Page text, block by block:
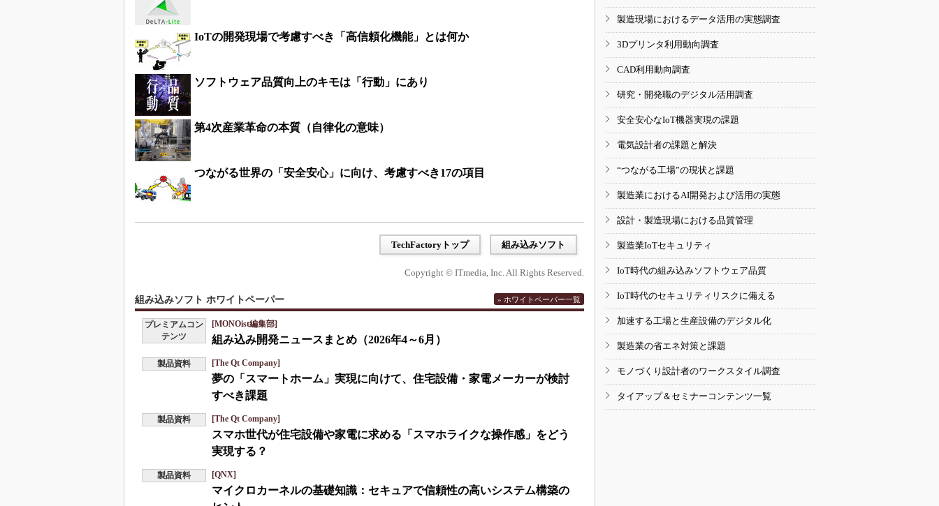
IoTの開発現場で考慮すべき「高信頼化機能」とは何か
ソフトウェア品質向上のキモは「行動」にあり
第4次産業革命の本質（自律化の意味）
つながる世界の「安全安心」に向け、考慮すべき17の項目
TechFactoryトップ 組み込みソフト
Copyright © ITmedia, Inc. All Rights Reserved.
組み込みソフト ホワイトペーパー » ホワイトペーパー一覧
プレミアムコン
テンツ
[MONOist編集部]
組み込み開発ニュースまとめ（2026年4～6月）
製品資料 [The Qt Company]
夢の「スマートホーム」実現に向けて、住宅設備・家電メーカーが検討
すべき課題
製品資料 [The Qt Company]
スマホ世代が住宅設備や家電に求める「スマホライクな操作感」をどう
実現する？
製品資料 [QNX]
マイクロカーネルの基礎知識：セキュアで信頼性の高いシステム構築の
製造現場におけるデータ活用の実態調査
3Dプリンタ利用動向調査
CAD利用動向調査
研究・開発職のデジタル活用調査
安全安心なIoT機器実現の課題
電気設計者の課題と解決
“つながる工場”の現状と課題
製造業におけるAI開発および活用の実態
設計・製造現場における品質管理
製造業IoTセキュリティ
IoT時代の組み込みソフトウェア品質
IoT時代のセキュリティリスクに備える
加速する工場と生産設備のデジタル化
製造業の省エネ対策と課題
モノづくり設計者のワークスタイル調査
タイアップ＆セミナーコンテンツ一覧